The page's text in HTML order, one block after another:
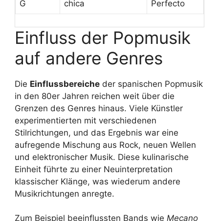
G
chica
Perfecto
Einfluss der Popmusik
auf andere Genres
Die Einflussbereiche der spanischen Popmusik
in den 80er Jahren reichen weit über die
Grenzen des Genres hinaus. Viele Künstler
experimentierten mit verschiedenen
Stilrichtungen, und das Ergebnis war eine
aufregende Mischung aus Rock, neuen Wellen
und elektronischer Musik. Diese kulinarische
Einheit führte zu einer Neuinterpretation
klassischer Klänge, was wiederum andere
Musikrichtungen anregte.
Zum Beispiel beeinflussten Bands wie Mecano